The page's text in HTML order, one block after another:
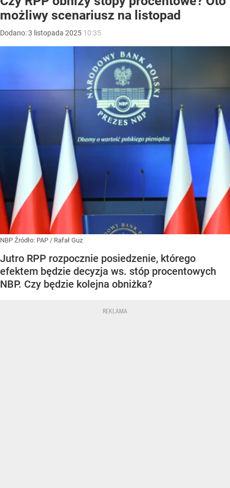
możliwy scenariusz na listopad
Dodano:3 listopada 2025 10:35
NBP Źródło: PAP / Rafał Guz
Jutro RPP rozpocznie posiedzenie, którego
efektem będzie decyzja ws. stóp procentowych
NBP. Czy będzie kolejna obniżka?